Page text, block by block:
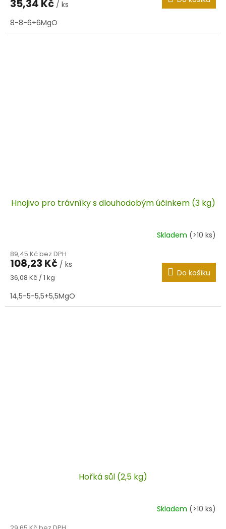
35,34 Kč / ks
8-8-6+6MgO
Hnojivo pro trávníky s dlouhodobým účinkem (3 kg)
Skladem (>10 ks)
89,45 Kč bez DPH
108,23 Kč / ks
Měrná
36,08 Kč / 1 kg Do košíku
14,5-5-5,5+5,5MgO
Hořká sůl (2,5 kg)
Skladem (>10 ks)